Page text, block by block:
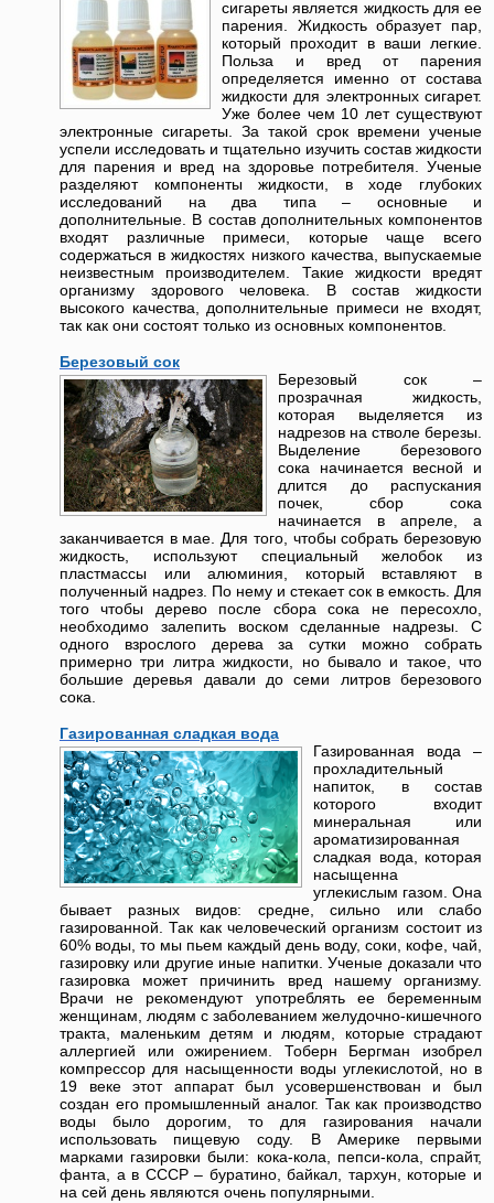
сигареты является жидкость для ее
парения. Жидкость образует пар,
который проходит в ваши легкие.
Польза и вред от парения
определяется именно от состава
жидкости для электронных сигарет.
Уже более чем 10 лет существуют
электронные сигареты. За такой срок времени ученые
успели исследовать и тщательно изучить состав жидкости
для парения и вред на здоровье потребителя. Ученые
разделяют компоненты жидкости, в ходе глубоких
исследований на два типа – основные и
дополнительные. В состав дополнительных компонентов
входят различные примеси, которые чаще всего
содержаться в жидкостях низкого качества, выпускаемые
неизвестным производителем. Такие жидкости вредят
организму здорового человека. В состав жидкости
высокого качества, дополнительные примеси не входят,
так как они состоят только из основных компонентов.
Березовый сок
Березовый сок –
прозрачная жидкость,
которая выделяется из
надрезов на стволе березы.
Выделение березового
сока начинается весной и
длится до распускания
почек, сбор сока
начинается в апреле, а
заканчивается в мае. Для того, чтобы собрать березовую
жидкость, используют специальный желобок из
пластмассы или алюминия, который вставляют в
полученный надрез. По нему и стекает сок в емкость. Для
того чтобы дерево после сбора сока не пересохло,
необходимо залепить воском сделанные надрезы. С
одного взрослого дерева за сутки можно собрать
примерно три литра жидкости, но бывало и такое, что
большие деревья давали до семи литров березового
сока.
Газированная сладкая вода
Газированная вода –
прохладительный
напиток, в состав
которого входит
минеральная или
ароматизированная
сладкая вода, которая
насыщенна
углекислым газом. Она
бывает разных видов: средне, сильно или слабо
газированной. Так как человеческий организм состоит из
60% воды, то мы пьем каждый день воду, соки, кофе, чай,
газировку или другие иные напитки. Ученые доказали что
газировка может причинить вред нашему организму.
Врачи не рекомендуют употреблять ее беременным
женщинам, людям с заболеванием желудочно-кишечного
тракта, маленьким детям и людям, которые страдают
аллергией или ожирением. Тоберн Бергман изобрел
компрессор для насыщенности воды углекислотой, но в
19 веке этот аппарат был усовершенствован и был
создан его промышленный аналог. Так как производство
воды было дорогим, то для газирования начали
использовать пищевую соду. В Америке первыми
марками газировки были: кока-кола, пепси-кола, спрайт,
фанта, а в СССР – буратино, байкал, тархун, которые и
на сей день являются очень популярными.